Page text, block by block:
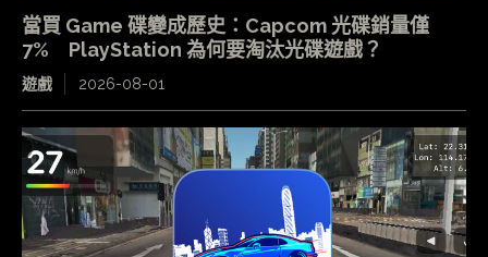
當買 Game 碟變成歷史：Capcom 光碟銷量僅
7% PlayStation 為何要淘汰光碟遊戲？
遊戲 2026-08-01